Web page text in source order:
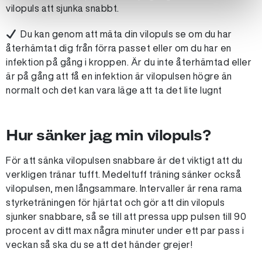
vilopuls att sjunka snabbt.
Du kan genom att mäta din vilopuls se om du har
återhämtat dig från förra passet eller om du har en
infektion på gång i kroppen. Är du inte återhämtad eller
är på gång att få en infektion är vilopulsen högre än
normalt och det kan vara läge att ta det lite lugnt
Hur sänker jag min vilopuls?
För att sänka vilopulsen snabbare är det viktigt att du
verkligen tränar tufft. Medeltuff träning sänker också
vilopulsen, men långsammare. Intervaller är rena rama
styrketräningen för hjärtat och gör att din vilopuls
sjunker snabbare, så se till att pressa upp pulsen till 90
procent av ditt max några minuter under ett par pass i
veckan så ska du se att det händer grejer!